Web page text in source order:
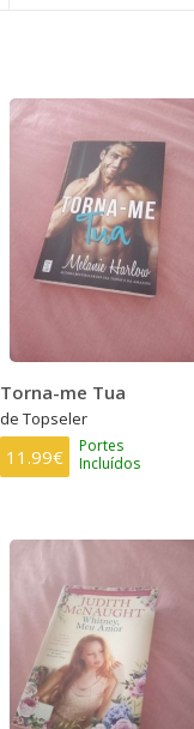
Torna-me Tua
de Topseler
11.99€
Portes
Incluídos